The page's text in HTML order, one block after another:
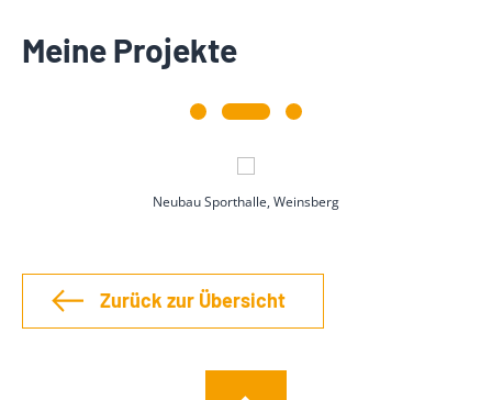
Meine Projekte
Neubau Sporthalle, Weinsberg
Zurück zur Übersicht